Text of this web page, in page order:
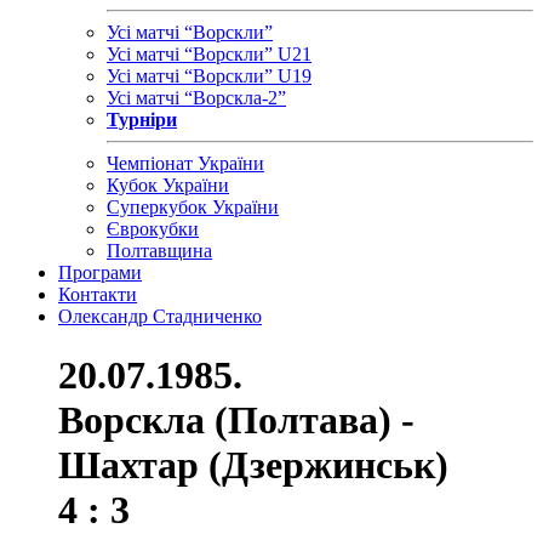
Усі матчі “Ворскли”
Усі матчі “Ворскли” U21
Усі матчі “Ворскли” U19
Усі матчі “Ворскла-2”
Турніри
Чемпіонат України
Кубок України
Суперкубок України
Єврокубки
Полтавщина
Програми
Контакти
Олександр Стадниченко
20.07.1985.
Ворскла (Полтава) -
Шахтар (Дзержинськ)
4 : 3